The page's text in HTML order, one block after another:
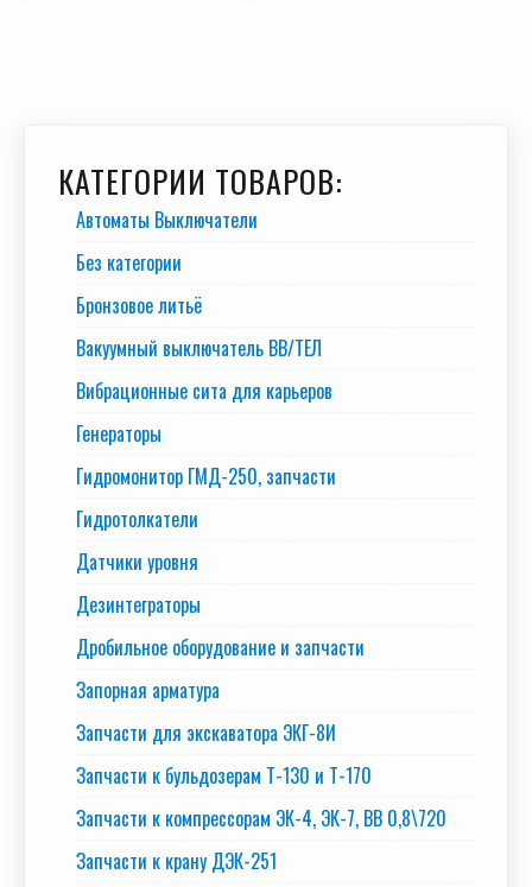
КАТЕГОРИИ ТОВАРОВ:
Автоматы Выключатели
Без категории
Бронзовое литьё
Вакуумный выключатель BB/TEЛ
Вибрационные сита для карьеров
Генераторы
Гидромонитор ГМД-250, запчасти
Гидротолкатели
Датчики уровня
Дезинтеграторы
Дробильное оборудование и запчасти
Запорная арматура
Запчасти для экскаватора ЭКГ-8И
Запчасти к бульдозерам Т-130 и Т-170
Запчасти к компрессорам ЭК-4, ЭК-7, ВВ 0,8\720
Запчасти к крану ДЭК-251